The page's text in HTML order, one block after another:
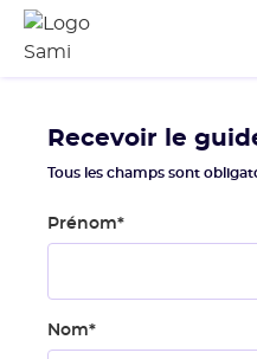
Recevoir le
Tous les champs sont
Prénom*
Nom*